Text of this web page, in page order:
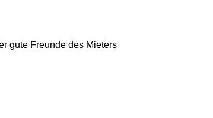
gute Freunde des Mieters